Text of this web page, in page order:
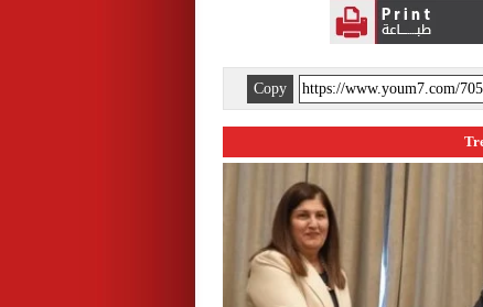
Copy